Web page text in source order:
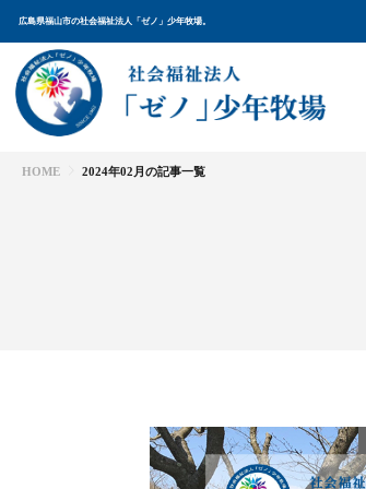
広島県福山市の社会福祉法人「ゼノ」少年牧場。
HOME 2024年02月の記事一覧